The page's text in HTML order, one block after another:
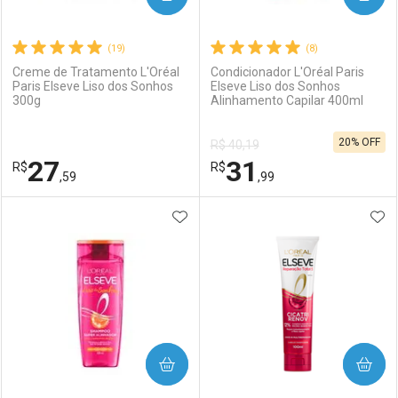
Ativar Desconto
Comprar sem Desconto
Por R$ 22,99/cada
Por R$ 22,99/cada
Ativar Desconto
Comprar sem Desconto
Por R$ 31,99/cada
Comprar sem Desconto
Por R$ 31,99/cada
(19)
Creme de Tratamento L'Oréal
Paris Elseve Liso dos Sonhos
300g
R$27,59
Laboratório
Por Menos
(8)
Condicionador L'Oréal Paris
Elseve Liso dos Sonhos
Alinhamento Capilar 400ml
R$ 40,19
R$31 ,99
20% OFF
Laboratório
Por Menos
ADICIONAR AOS FAVORITOS
COMPRAR COMPRAR